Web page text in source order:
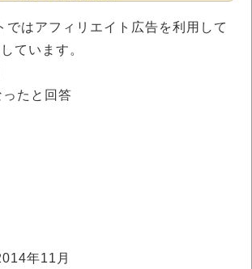
ではアフィリエイト広告を利用して
ています。
ったと回答
年11月